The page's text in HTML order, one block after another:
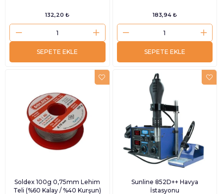
132,20 ₺
SEPETE EKLE
183,94 ₺
SEPETE EKLE
Soldex 100g 0,75mm Lehim
Teli (%60 Kalay / %40 Kurşun)
Sunline 852D++ Havya
İstasyonu